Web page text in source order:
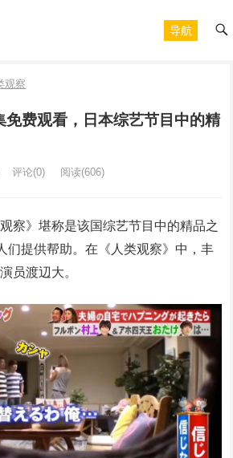
导航
观察
免费观看，日本综艺节目中的精
评论(0) 阅读(606)
察》堪称是该国综艺节目中的精品之
们提供帮助。在《人类观察》中，丰
员渡辺大。